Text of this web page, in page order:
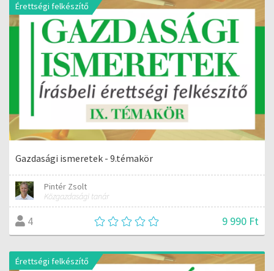
Érettségi felkészítő
Gazdasági ismeretek - 9.témakör
Pintér Zsolt
Közgazdasági tanár
4 9 990 Ft
Érettségi felkészítő